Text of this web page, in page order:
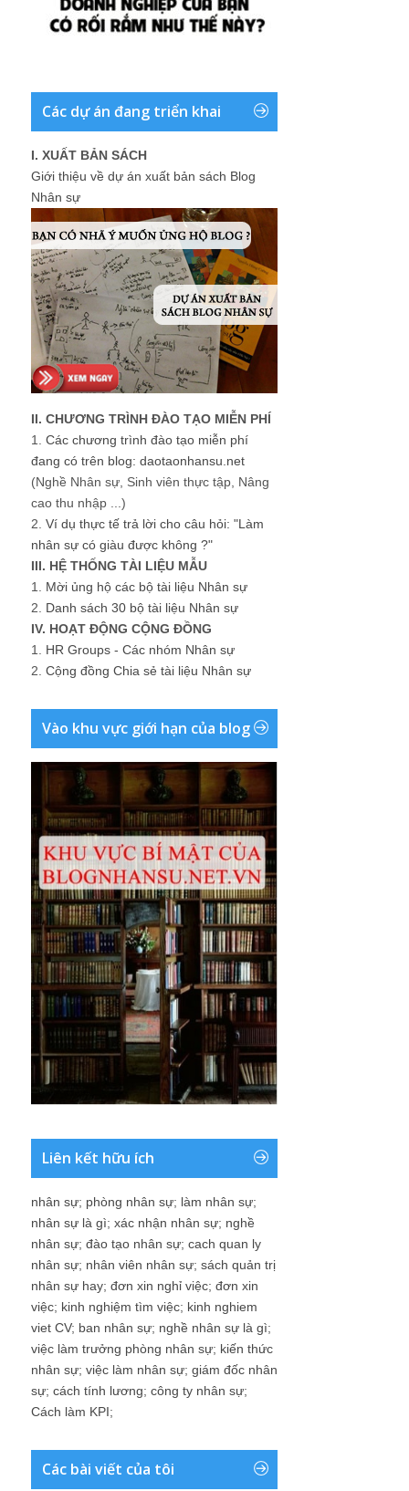
Các dự án đang triển khai
I. XUẤT BẢN SÁCH
Giới thiệu về dự án xuất bản sách Blog
Nhân sự
II. CHƯƠNG TRÌNH ĐÀO TẠO MIỄN PHÍ
1. Các chương trình đào tạo miễn phí
đang có trên blog: daotaonhansu.net
(Nghề Nhân sự, Sinh viên thực tập, Nâng
cao thu nhập ...)
2. Ví dụ thực tế trả lời cho câu hỏi: "Làm
nhân sự có giàu được không ?"
III. HỆ THỐNG TÀI LIỆU MẪU
1. Mời ủng hộ các bộ tài liệu Nhân sự
2. Danh sách 30 bộ tài liệu Nhân sự
IV. HOẠT ĐỘNG CỘNG ĐỒNG
1. HR Groups - Các nhóm Nhân sự
2. Cộng đồng Chia sẻ tài liệu Nhân sự
Vào khu vực giới hạn của blog
Liên kết hữu ích
nhân sự; phòng nhân sự; làm nhân sự;
nhân sự là gì; xác nhận nhân sự; nghề
nhân sự; đào tạo nhân sự; cach quan ly
nhân sự; nhân viên nhân sự; sách quản trị
nhân sự hay; đơn xin nghỉ việc; đơn xin
việc; kinh nghiệm tìm việc; kinh nghiem
viet CV; ban nhân sự; nghề nhân sự là gì;
việc làm trưởng phòng nhân sự; kiến thức
nhân sự; việc làm nhân sự; giám đốc nhân
sự; cách tính lương; công ty nhân sự;
Cách làm KPI;
Các bài viết của tôi